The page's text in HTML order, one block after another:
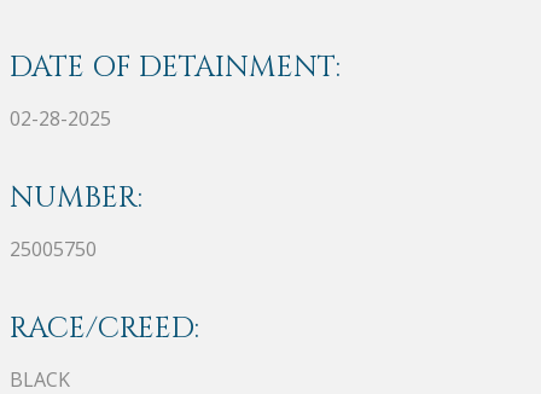
DATE OF DETAINMENT:
02-28-2025
NUMBER:
25005750
RACE/CREED:
BLACK